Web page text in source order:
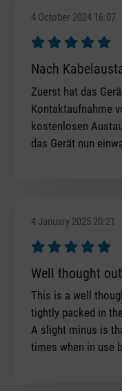
4 October 2024 16:07
Review with rating
Nach
Zuerst hat das
Kontaktaufnahme
kostenlosen
das Gerät nun
4 January 2025 20:21
Review with rating
Well thought
This is a well
tightly packed in
A slight minus is
times when in use